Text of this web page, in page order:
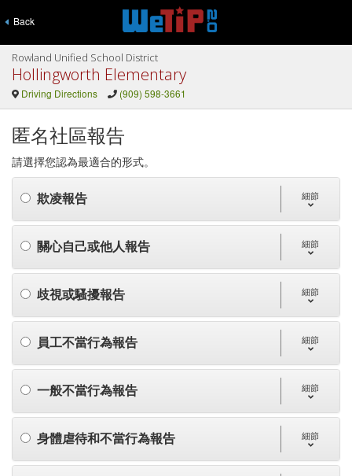
Back
Rowland Unified School District
Hollingworth Elementary
Driving Directions (909) 598-3661
匿名社區報告
請選擇您認為最適合的形式。
欺凌報告 細節
關心自己或他人報告 細節
歧視或騷擾報告 細節
員工不當行為報告 細節
一般不當行為報告 細節
身體虐待和不當行為報告 細節